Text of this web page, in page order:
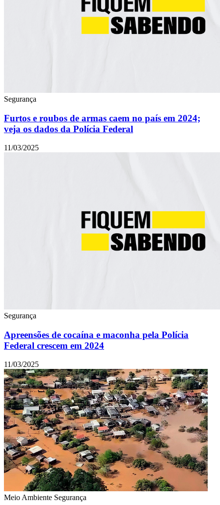
Segurança
Furtos e roubos de armas caem no país em 2024;
veja os dados da Polícia Federal
11/03/2025
Segurança
Apreensões de cocaína e maconha pela Polícia
Federal crescem em 2024
11/03/2025
Meio Ambiente Segurança